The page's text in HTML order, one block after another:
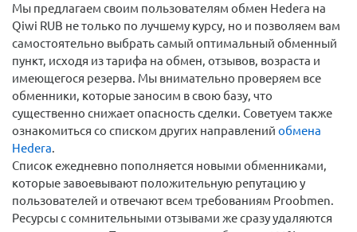
Мы предлагаем своим пользователям обмен Hedera на
Qiwi RUB не только по лучшему курсу, но и позволяем вам
самостоятельно выбрать самый оптимальный обменный
пункт, исходя из тарифа на обмен, отзывов, возраста и
имеющегося резерва. Мы внимательно проверяем все
обменники, которые заносим в свою базу, что
существенно снижает опасность сделки. Советуем также
ознакомиться со списком других направлений обмена
Hedera.
Список ежедневно пополняется новыми обменниками,
которые завоевывают положительную репутацию у
пользователей и отвечают всем требованиям Proobmen.
Ресурсы с сомнительными отзывами же сразу удаляются